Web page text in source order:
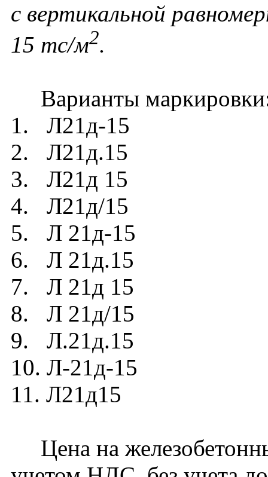
с вертикальной
15 тс/м2.
Варианты
1. Л21д-15
2. Л21д.15
3. Л21д 15
4. Л21д/15
5. Л 21д-15
6. Л 21д.15
7. Л 21д 15
8. Л 21д/15
9. Л.21д.15
10. Л-21д-15
11. Л21д15
Цена на